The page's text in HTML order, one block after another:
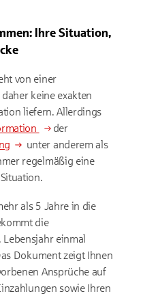
Ihre Situation,
von einer
keine exakten
liefern. Allerdings
der
unter anderem als
regelmäßig eine
als 5 Jahre in die
die
einmal
Dokument zeigt Ihnen
Ansprüche auf
sowie Ihren